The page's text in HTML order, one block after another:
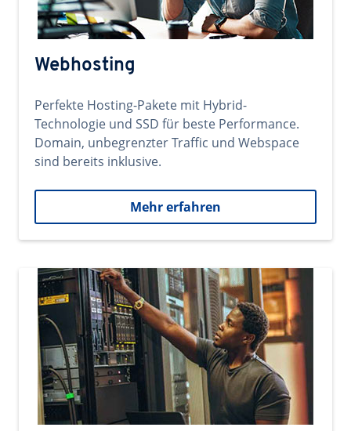
Webhosting
Perfekte Hosting-Pakete mit Hybrid-
Technologie und SSD für beste Performance.
Domain, unbegrenzter Traffic und Webspace
sind bereits inklusive.
Mehr erfahren